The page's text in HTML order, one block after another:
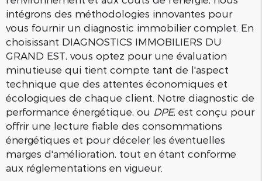
intégrons des méthodologies innovantes pour
vous fournir un diagnostic immobilier complet. En
choisissant DIAGNOSTICS IMMOBILIERS DU
GRAND EST, vous optez pour une évaluation
minutieuse qui tient compte tant de l'aspect
technique que des attentes économiques et
écologiques de chaque client. Notre diagnostic de
performance énergétique, ou DPE, est conçu pour
offrir une lecture fiable des consommations
énergétiques et pour déceler les éventuelles
marges d'amélioration, tout en étant conforme
aux réglementations en vigueur.